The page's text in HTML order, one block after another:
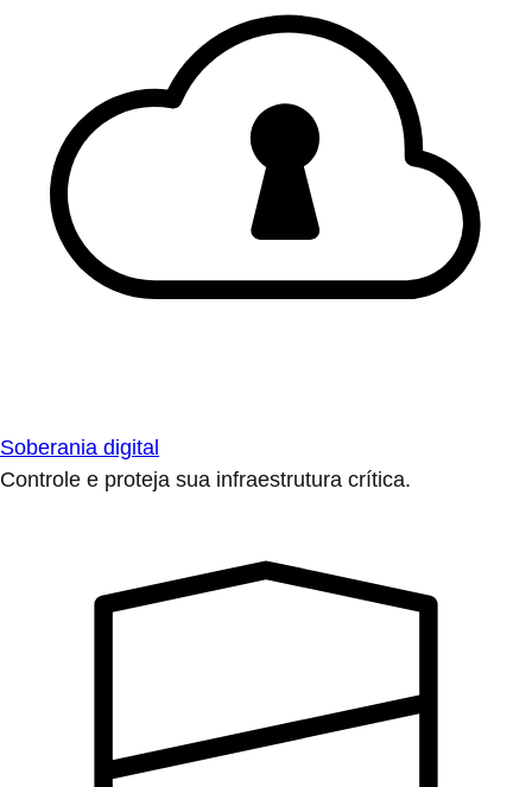
Soberania digital
Controle e proteja sua infraestrutura crítica.